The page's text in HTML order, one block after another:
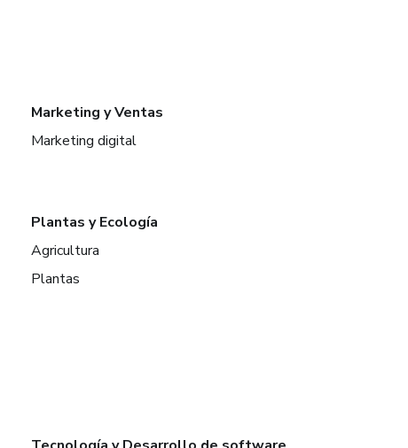
Marketing y Ventas
Marketing digital
Plantas y Ecología
Agricultura
Plantas